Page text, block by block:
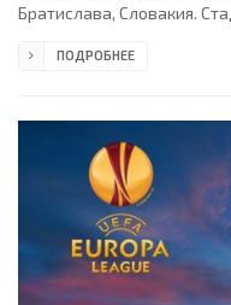
Братислава, Словакия.
Густавссон (Швеция),
Горосито, Мамаду
(Давид Гудак, 76), Игор
ПОДРОБНЕЕ